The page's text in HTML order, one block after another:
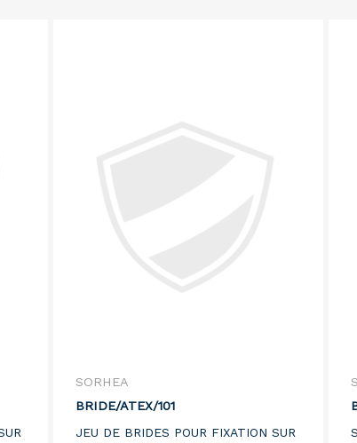
SORHEA
BRIDE/ATEX/101
JEU DE BRIDES POUR FIXATION SUR